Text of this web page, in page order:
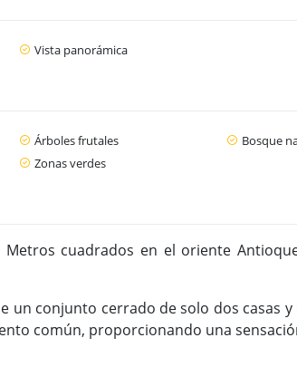
Vista panorámica
Árboles frutales Bosque
Zonas verdes
cuadrados en el oriente
un conjunto cerrado de solo dos casas
común, proporcionando una